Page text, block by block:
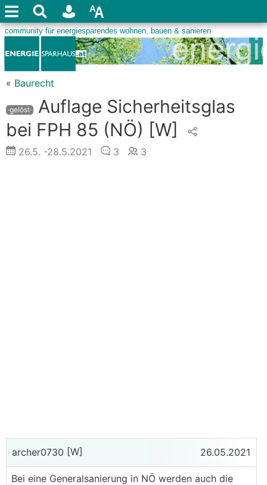
« Baurecht
·gelöst·
Auflage Sicherheitsglas
bei FPH 85 (NÖ) [W]
26.5. -28.5.2021 3 3
archer0730 [W] 26.05.2021
Bei eine Generalsanierung in NÖ werden auch die